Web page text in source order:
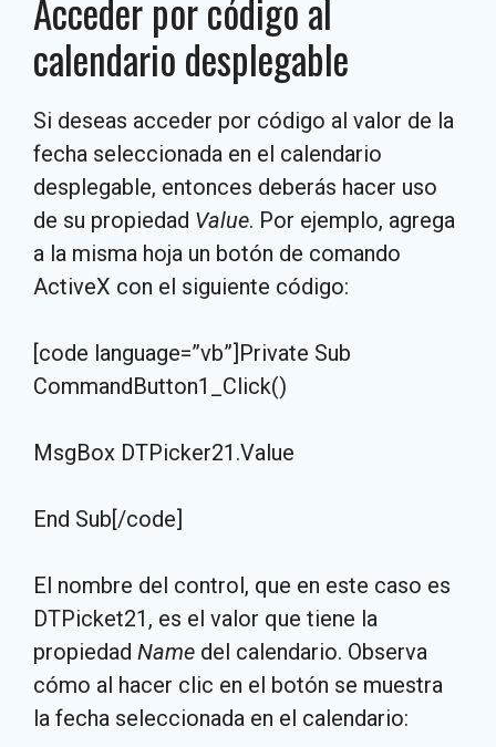
Acceder por código al
calendario desplegable
Si deseas acceder por código al valor de la
fecha seleccionada en el calendario
desplegable, entonces deberás hacer uso
de su propiedad Value. Por ejemplo, agrega
a la misma hoja un botón de comando
ActiveX con el siguiente código:
[code language=”vb”]Private Sub
CommandButton1_Click()
MsgBox DTPicker21.Value
End Sub[/code]
El nombre del control, que en este caso es
DTPicket21, es el valor que tiene la
propiedad Name del calendario. Observa
cómo al hacer clic en el botón se muestra
la fecha seleccionada en el calendario: